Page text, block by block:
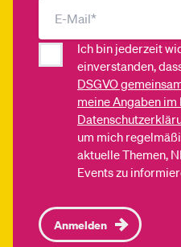
Ich bin jederzeit
einverstanden,
DSGVO
meine Angaben im
um mich
aktuelle Themen,
Events zu
Anmelden